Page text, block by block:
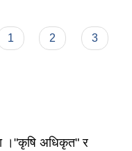
1 2
3
।"कृषि अधिकृत" र